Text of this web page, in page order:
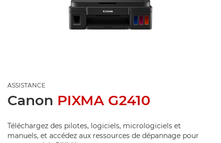
ASSISTANCE
Canon PIXMA G2410
Téléchargez des pilotes, logiciels, micrologiciels et
manuels, et accédez aux ressources de dépannage pour